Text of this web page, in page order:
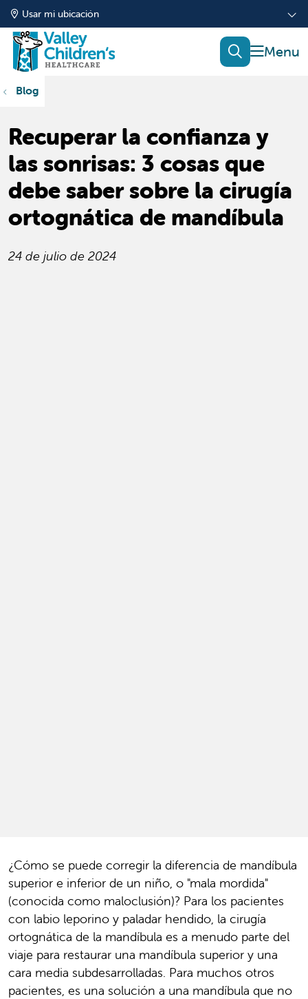
Usar mi ubicación
mostrar
buscar
Blog
Recuperar la confianza y
las sonrisas: 3 cosas que
debe saber sobre la cirugía
ortognática de mandíbula
24 de julio de 2024
¿Cómo se puede corregir la diferencia de mandíbula
superior e inferior de un niño, o "mala mordida"
(conocida como maloclusión)? Para los pacientes
con labio leporino y paladar hendido, la cirugía
ortognática de la mandíbula es a menudo parte del
viaje para restaurar una mandíbula superior y una
cara media subdesarrolladas. Para muchos otros
pacientes, es una solución a una mandíbula que no